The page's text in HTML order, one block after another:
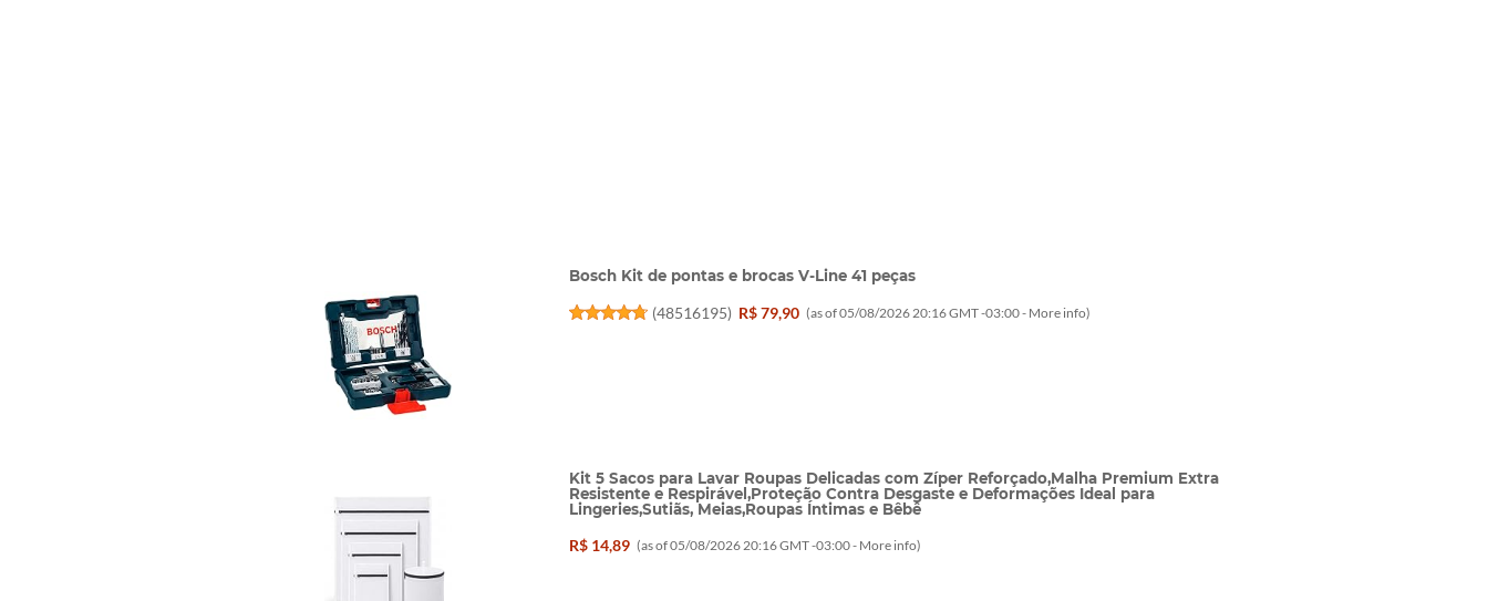
Bosch Kit de pontas e brocas V-Line 41 peças
(48516195) R$ 79,90 (as of 05/08/2026 20:16 GMT -03:00 - More info)
Kit 5 Sacos para Lavar Roupas Delicadas com Zíper Reforçado,Malha Premium Extra
Resistente e Respirável,Proteção Contra Desgaste e Deformações Ideal para
Lingeries,Sutiãs, Meias,Roupas Íntimas e Bêbê
R$ 14,89 (as of 05/08/2026 20:16 GMT -03:00 - More info)